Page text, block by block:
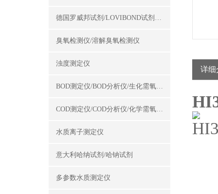
德国罗威邦试剂/LOVIBOND试剂/罗威邦试剂
臭氧检测仪/溶解臭氧检测仪
浊度测定仪
BOD测定仪/BOD分析仪/生化需氧量测定仪
COD测定仪/COD分析仪/化学需氧量测定仪
水质离子测定仪
意大利哈纳试剂/哈钠试剂
多参数水质测定仪
详细